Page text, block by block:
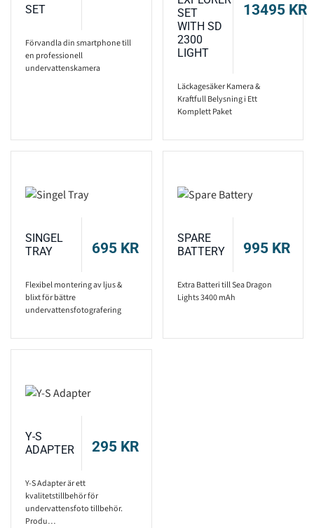
SET
Förvandla din smartphone till
en professionell
undervattenskamera
SET
WITH SD
2300
LIGHT
13495 KR
Läckagesäker Kamera &
Kraftfull Belysning i Ett
Komplett Paket
SINGEL
TRAY
695 KR
Flexibel montering av ljus &
blixt för bättre
undervattensfotografering
SPARE
BATTERY
995 KR
Extra Batteri till Sea Dragon
Lights 3400 mAh
Y-S
ADAPTER
295 KR
Y-S Adapter är ett
kvalitetstillbehör för
undervattensfoto tillbehör.
Produ…